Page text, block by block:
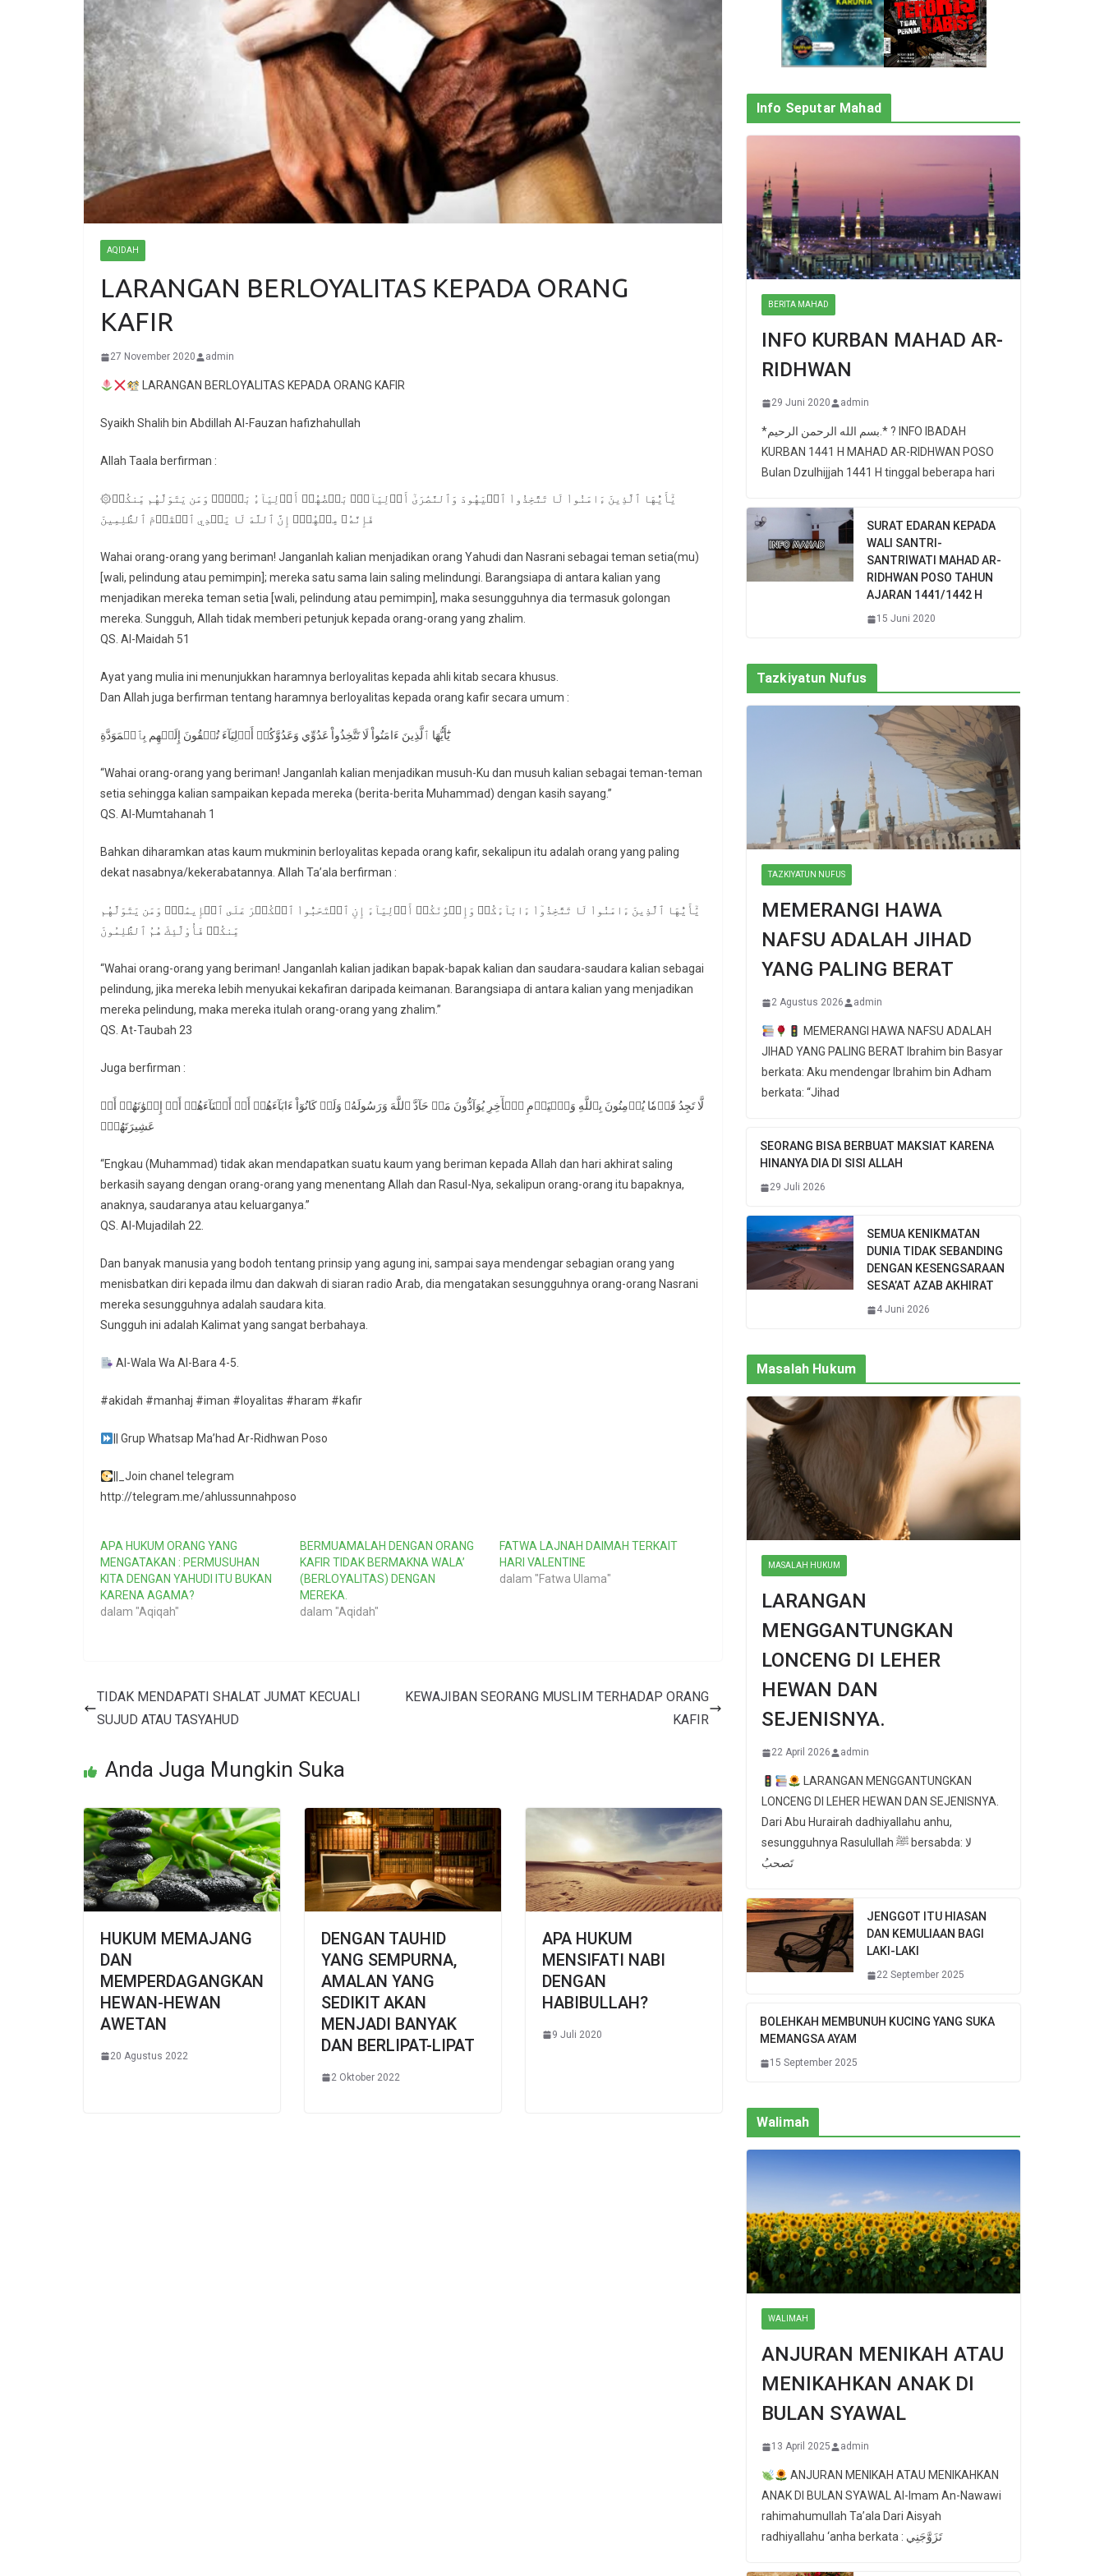
AQIDAH
LARANGAN BERLOYALITAS KEPADA ORANG
KAFIR
27 November 2020 admin
LARANGAN BERLOYALITAS KEPADA ORANG KAFIR
Syaikh Shalih bin Abdillah Al-Fauzan hafizhahullah
Allah Taala berfirman :
۞يَٰٓأَيُّهَا ٱلَّذِينَ ءَامَنُواْ لَا تَتَّخِذُواْ ٱلۡيَهُودَ وَٱلنَّصَٰرَىٰٓ أَوۡلِيَآءَۘ بَعۡضُهُمۡ أَوۡلِيَآءُ بَعۡضٖۚ وَمَن يَتَوَلَّهُم مِّنكُمۡ
فَإِنَّهُۥ مِنۡهُمۡۗ إِنَّ ٱللَّهَ لَا يَهۡدِي ٱلۡقَوۡمَ ٱلظَّٰلِمِينَ
Wahai orang-orang yang beriman! Janganlah kalian menjadikan orang Yahudi dan Nasrani sebagai teman setia(mu)
[wali, pelindung atau pemimpin]; mereka satu sama lain saling melindungi. Barangsiapa di antara kalian yang
menjadikan mereka teman setia [wali, pelindung atau pemimpin], maka sesungguhnya dia termasuk golongan
mereka. Sungguh, Allah tidak memberi petunjuk kepada orang-orang yang zhalim.
QS. Al-Maidah 51
Ayat yang mulia ini menunjukkan haramnya berloyalitas kepada ahli kitab secara khusus.
Dan Allah juga berfirman tentang haramnya berloyalitas kepada orang kafir secara umum :
يَٰٓأَيُّهَا ٱلَّذِينَ ءَامَنُواْ لَا تَتَّخِذُواْ عَدُوِّي وَعَدُوَّكُمۡ أَوۡلِيَآءَ تُلۡقُونَ إِلَيۡهِم بِٱلۡمَوَدَّةِ
“Wahai orang-orang yang beriman! Janganlah kalian menjadikan musuh-Ku dan musuh kalian sebagai teman-teman
setia sehingga kalian sampaikan kepada mereka (berita-berita Muhammad) dengan kasih sayang.”
QS. Al-Mumtahanah 1
Bahkan diharamkan atas kaum mukminin berloyalitas kepada orang kafir, sekalipun itu adalah orang yang paling
dekat nasabnya/kekerabatannya. Allah Ta’ala berfirman :
يَٰٓأَيُّهَا ٱلَّذِينَ ءَامَنُواْ لَا تَتَّخِذُوٓاْ ءَابَآءَكُمۡ وَإِخۡوَٰنَكُمۡ أَوۡلِيَآءَ إِنِ ٱسۡتَحَبُّواْ ٱلۡكُفۡرَ عَلَى ٱلۡإِيمَٰنِۚ وَمَن يَتَوَلَّهُم
مِّنكُمۡ فَأُوْلَٰٓئِكَ هُمُ ٱلظَّٰلِمُونَ
“Wahai orang-orang yang beriman! Janganlah kalian jadikan bapak-bapak kalian dan saudara-saudara kalian sebagai
pelindung, jika mereka lebih menyukai kekafiran daripada keimanan. Barangsiapa di antara kalian yang menjadikan
mereka pelindung, maka mereka itulah orang-orang yang zhalim.”
QS. At-Taubah 23
Juga berfirman :
لَّا تَجِدُ قَوۡمٗا يُؤۡمِنُونَ بِٱللَّهِ وَٱلۡيَوۡمِ ٱلۡأٓخِرِ يُوَآدُّونَ مَنۡ حَآدَّ ٱللَّهَ وَرَسُولَهُۥ وَلَوۡ كَانُوٓاْ ءَابَآءَهُمۡ أَوۡ أَبۡنَآءَهُمۡ أَوۡ إِخۡوَٰنَهُمۡ أَوۡ
عَشِيرَتَهُمۡۚ
“Engkau (Muhammad) tidak akan mendapatkan suatu kaum yang beriman kepada Allah dan hari akhirat saling
berkasih sayang dengan orang-orang yang menentang Allah dan Rasul-Nya, sekalipun orang-orang itu bapaknya,
anaknya, saudaranya atau keluarganya.”
QS. Al-Mujadilah 22.
Dan banyak manusia yang bodoh tentang prinsip yang agung ini, sampai saya mendengar sebagian orang yang
menisbatkan diri kepada ilmu dan dakwah di siaran radio Arab, dia mengatakan sesungguhnya orang-orang Nasrani
mereka sesungguhnya adalah saudara kita.
Sungguh ini adalah Kalimat yang sangat berbahaya.
Al-Wala Wa Al-Bara 4-5.
#akidah #manhaj #iman #loyalitas #haram #kafir
|| Grup Whatsap Ma’had Ar-Ridhwan Poso
||_Join chanel telegram
http://telegram.me/ahlussunnahposo
APA HUKUM ORANG YANG
MENGATAKAN : PERMUSUHAN
KITA DENGAN YAHUDI ITU BUKAN
KARENA AGAMA?
dalam "Aqiqah"
BERMUAMALAH DENGAN ORANG
KAFIR TIDAK BERMAKNA WALA’
(BERLOYALITAS) DENGAN
MEREKA.
dalam "Aqidah"
FATWA LAJNAH DAIMAH TERKAIT
HARI VALENTINE
dalam "Fatwa Ulama"
TIDAK MENDAPATI SHALAT JUMAT KECUALI
SUJUD ATAU TASYAHUD
KEWAJIBAN SEORANG MUSLIM TERHADAP ORANG
KAFIR
Anda Juga Mungkin Suka
HUKUM MEMAJANG
DAN
MEMPERDAGANGKAN
HEWAN-HEWAN
AWETAN
20 Agustus 2022
DENGAN TAUHID
YANG SEMPURNA,
AMALAN YANG
SEDIKIT AKAN
MENJADI BANYAK
DAN BERLIPAT-LIPAT
2 Oktober 2022
APA HUKUM
MENSIFATI NABI
DENGAN
HABIBULLAH?
9 Juli 2020
Info Seputar Mahad
BERITA MAHAD
INFO KURBAN MAHAD AR-
RIDHWAN
29 Juni 2020 admin
*بسم الله الرحمن الرحيم.* ? INFO IBADAH
KURBAN 1441 H MAHAD AR-RIDHWAN POSO
Bulan Dzulhijjah 1441 H tinggal beberapa hari
SURAT EDARAN KEPADA
WALI SANTRI-
SANTRIWATI MAHAD AR-
RIDHWAN POSO TAHUN
AJARAN 1441/1442 H
15 Juni 2020
Tazkiyatun Nufus
TAZKIYATUN NUFUS
MEMERANGI HAWA
NAFSU ADALAH JIHAD
YANG PALING BERAT
2 Agustus 2026 admin
MEMERANGI HAWA NAFSU ADALAH
JIHAD YANG PALING BERAT Ibrahim bin Basyar
berkata: Aku mendengar Ibrahim bin Adham
berkata: “Jihad
SEORANG BISA BERBUAT MAKSIAT KARENA
HINANYA DIA DI SISI ALLAH
29 Juli 2026
SEMUA KENIKMATAN
DUNIA TIDAK SEBANDING
DENGAN KESENGSARAAN
SESA’AT AZAB AKHIRAT
4 Juni 2026
Masalah Hukum
MASALAH HUKUM
LARANGAN
MENGGANTUNGKAN
LONCENG DI LEHER
HEWAN DAN
SEJENISNYA.
22 April 2026 admin
LARANGAN MENGGANTUNGKAN
LONCENG DI LEHER HEWAN DAN SEJENISNYA.
Dari Abu Hurairah dadhiyallahu anhu,
sesungguhnya Rasulullah ﷺ bersabda: لا
تَصحبُ
JENGGOT ITU HIASAN
DAN KEMULIAAN BAGI
LAKI-LAKI
22 September 2025
BOLEHKAH MEMBUNUH KUCING YANG SUKA
MEMANGSA AYAM
15 September 2025
Walimah
WALIMAH
ANJURAN MENIKAH ATAU
MENIKAHKAN ANAK DI
BULAN SYAWAL
13 April 2025 admin
ANJURAN MENIKAH ATAU MENIKAHKAN
ANAK DI BULAN SYAWAL Al-Imam An-Nawawi
rahimahumullah Ta’ala Dari Aisyah
radhiyallahu ‘anha berkata : تَزَوَّجَنِي